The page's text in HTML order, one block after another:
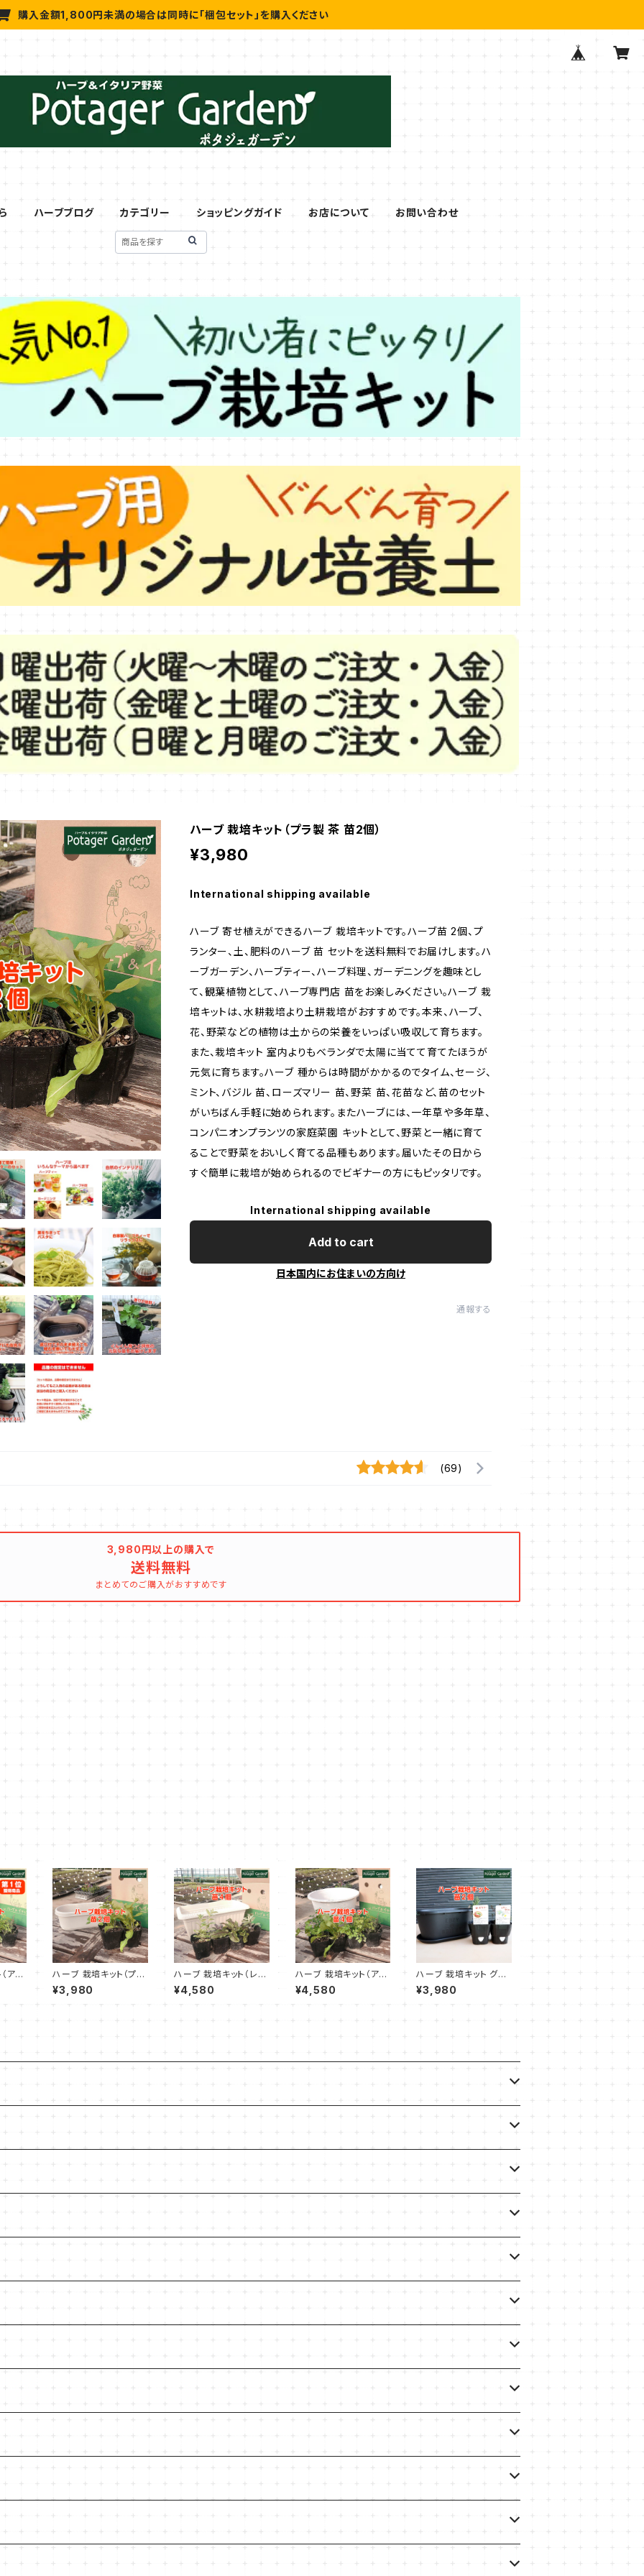
購入金額1,800円未満の場合は同時に「梱包セット」を購入ください
ハーブブログ カテゴリー ショッピングガイド お店について お問い合わせ
ハーブ 栽培キット（プラ製 茶 苗2個）
¥3,980
International shipping available
ハーブ 寄せ植えができるハーブ 栽培キットです。ハーブ苗 2個、プ
ランター、土、肥料のハーブ 苗 セットを送料無料でお届けします。ハ
ーブガーデン、ハーブティー、ハーブ料理、ガーデニングを趣味とし
て、観葉植物として、ハーブ専門店 苗をお楽しみください。ハーブ 栽
培キットは、水耕栽培より土耕栽培がおすすめです。本来、ハーブ、
花、野菜などの植物は土からの栄養をいっぱい吸収して育ちます。
また、栽培キット 室内よりもベランダで太陽に当てて育てたほうが
元気に育ちます。ハーブ 種からは時間がかかるのでタイム、セージ、
ミント、バジル 苗、ローズマリー 苗、野菜 苗、花苗など、苗のセット
がいちばん手軽に始められます。またハーブには、一年草や多年草、
コンパニオンプランツの家庭菜園 キットとして、野菜と一緒に育て
ることで野菜をおいしく育てる品種もあります。届いたその日から
すぐ簡単に栽培が始められるのでビギナーの方にもピッタリです。
International shipping available
Add to cart
日本国内にお住まいの方向け
通報する
(69)
3,980円以上の購入で
送料無料
まとめてのご購入がおすすめです
アン
ハーブ 栽培キット（プラ
製 白 苗2個）
¥3,980
ハーブ 栽培キット（レリ
ーフプランター 白 受皿
付 苗4個）
¥4,580
ハーブ 栽培キット（アン
ティーク吊り下げサーク
ル 白 苗4個）
¥4,580
ハーブ 栽培キット グロ
ウコンテナ18 緑 苗2個
¥3,980